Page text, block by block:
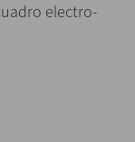
electro-